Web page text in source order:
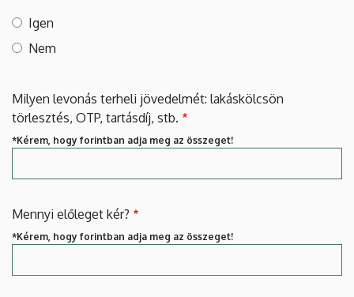
Igen
Nem
Milyen levonás terheli jövedelmét: lakáskölcsön
törlesztés, OTP, tartásdíj, stb.
*Kérem, hogy forintban adja meg az összeget!
Mennyi előleget kér?
*Kérem, hogy forintban adja meg az összeget!